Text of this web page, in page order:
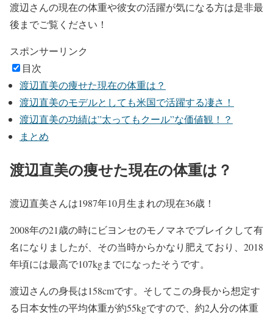
渡辺さんの現在の体重や彼女の活躍が気になる方は是非最
後までご覧ください！
スポンサーリンク
目次
渡辺直美の痩せた現在の体重は？
渡辺直美のモデルとしても米国で活躍する凄さ！
渡辺直美の功績は”太ってもクール”な価値観！？
まとめ
渡辺直美の痩せた現在の体重は？
渡辺直美さんは1987年10月生まれの現在36歳！
2008年の21歳の時に ビヨンセのモノマネでブレイクして有
名になりましたが、その当時からかなり肥えており、2018
年頃には最高で107kgまでになったそうです。
渡辺さんの身長は158cmです。そしてこの身長から想定す
る日本女性の平均体重が約55kgですので、 約2人分の体重